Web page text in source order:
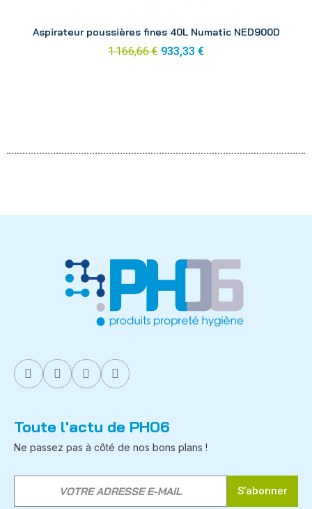
Aspirateur poussières fines 40L Numatic NED900D
1 166,66 € 933,33 €
Toute l'actu de PH06
Ne passez pas à côté de nos bons plans !
S’abonner